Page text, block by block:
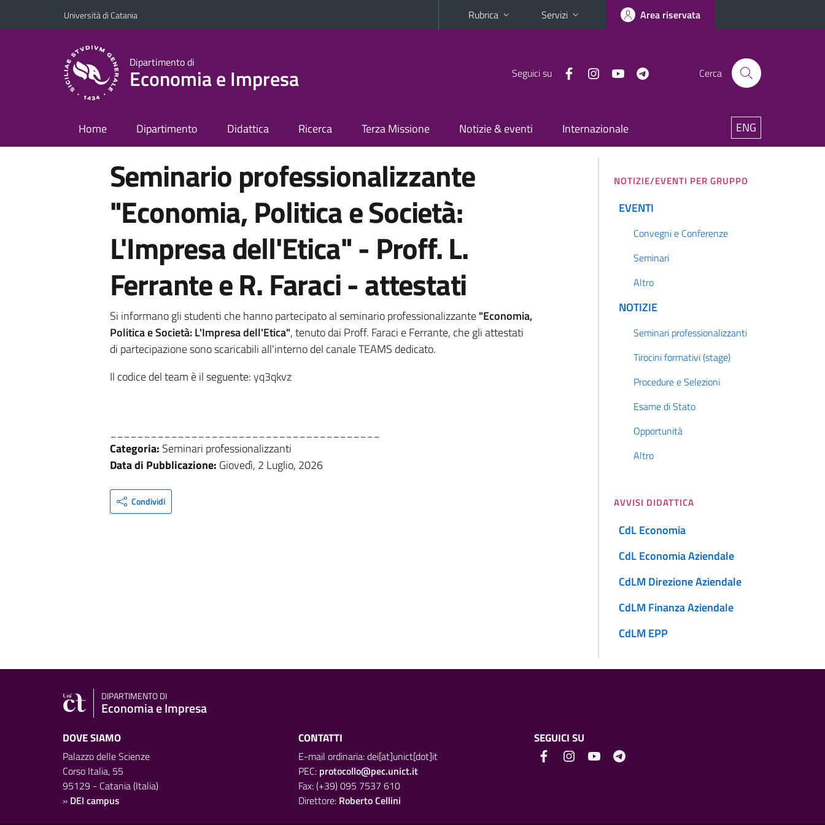
Vai al contenuto principale
Vai al menu di navigazione
Università di Catania Rubrica Servizi Area riservata
Dipartimento di
Economia e Impresa Seguici su Cerca
Home Dipartimento Didattica Ricerca Terza Missione Notizie & eventi Internazionale ENG
Seminario professionalizzante
"Economia, Politica e Società:
L'Impresa dell'Etica" - Proff. L.
Ferrante e R. Faraci - attestati
Si informano gli studenti che hanno partecipato al seminario professionalizzante"Economia,
Politica e Società: L'Impresa dell'Etica", tenuto dai Proff. Faraci e Ferrante, che gli attestati
di partecipazionesono scaricabili all'interno del canale TEAMS dedicato.
Il codice del team è il seguente:yq3qkvz
Categoria: Seminari professionalizzanti
Data di Pubblicazione: Giovedì, 2 Luglio, 2026
Condividi
NOTIZIE/EVENTI PER GRUPPO
EVENTI
Convegni e Conferenze
Seminari
Altro
NOTIZIE
Seminari professionalizzanti
Tirocini formativi (stage)
Procedure e Selezioni
Esame di Stato
Opportunità
Altro
AVVISI DIDATTICA
CdL Economia
CdL Economia Aziendale
CdLM Direzione Aziendale
CdLM Finanza Aziendale
CdLM EPP
DIPARTIMENTO DI
Economia e Impresa
DOVE SIAMO
Palazzo delle Scienze
Corso Italia, 55
95129 - Catania (Italia)
» DEI campus
CONTATTI
E-mail ordinaria: dei[at]unict[dot]it
PEC: protocollo@pec.unict.it
Fax: (+39) 095 7537 610
Direttore: Roberto Cellini
SEGUICI SU